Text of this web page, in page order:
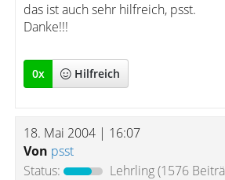
das ist auch sehr hilfreich, psst.
Danke!!!
0x Hilfreich
18. Mai 2004 | 16:07
Von psst
Status:
Lehrling(1576